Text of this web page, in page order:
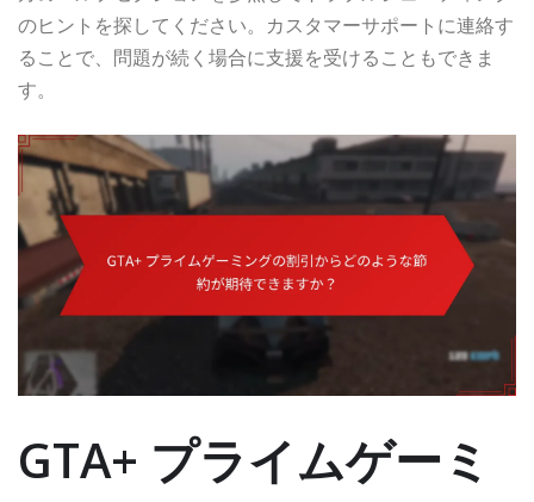
のヒントを探してください。カスタマーサポートに連絡す
ることで、問題が続く場合に支援を受けることもできま
す。
GTA+ プライムゲーミ